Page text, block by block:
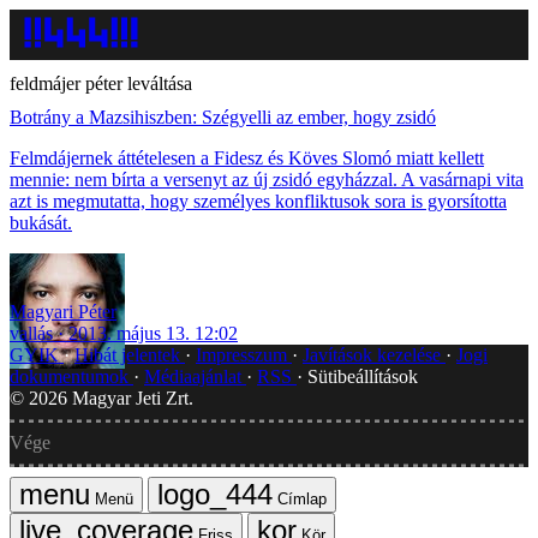
feldmájer péter leváltása
Botrány a Mazsihiszben: Szégyelli az ember, hogy zsidó
Felmdájernek áttételesen a Fidesz és Köves Slomó miatt kellett
mennie: nem bírta a versenyt az új zsidó egyházzal. A vasárnapi vita
azt is megmutatta, hogy személyes konfliktusok sora is gyorsította
bukását.
Magyari Péter
vallás
2013. május 13. 12:02
GYIK Hibát jelentek Impresszum Javítások kezelése
Jogi
dokumentumok
Médiaajánlat RSS
Sütibeállítások
© 2026 Magyar Jeti Zrt.
Vége
Menü
Címlap